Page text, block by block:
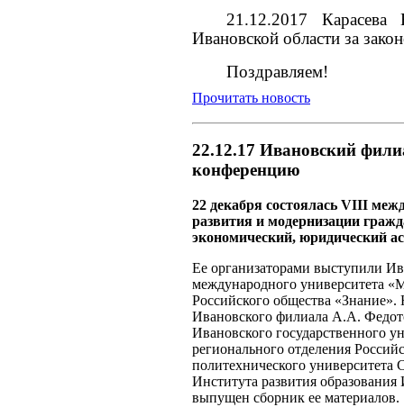
21.12.2017
Ивановской области за
Поздравляем!
Прочитать новость
22.12.17 Ивановский
конференцию
22 декабря состоялась VIII
развития и модернизации
экономический, юридический
Ее организаторами выступили
международного университета
Российского общества
Ивановского филиала А.А.
Ивановского государственного
регионального отделения
политехнического
Института развития
выпущен сборник ее материалов.